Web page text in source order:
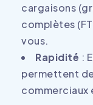
cargaisons
complètes
vous.
Rapidité :
permettent
commerciaux